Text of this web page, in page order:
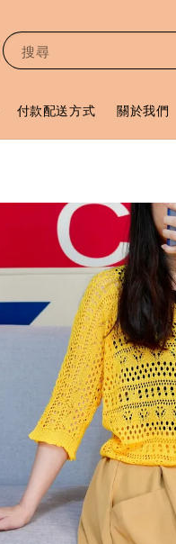
搜尋
付款配送方式 關於我們